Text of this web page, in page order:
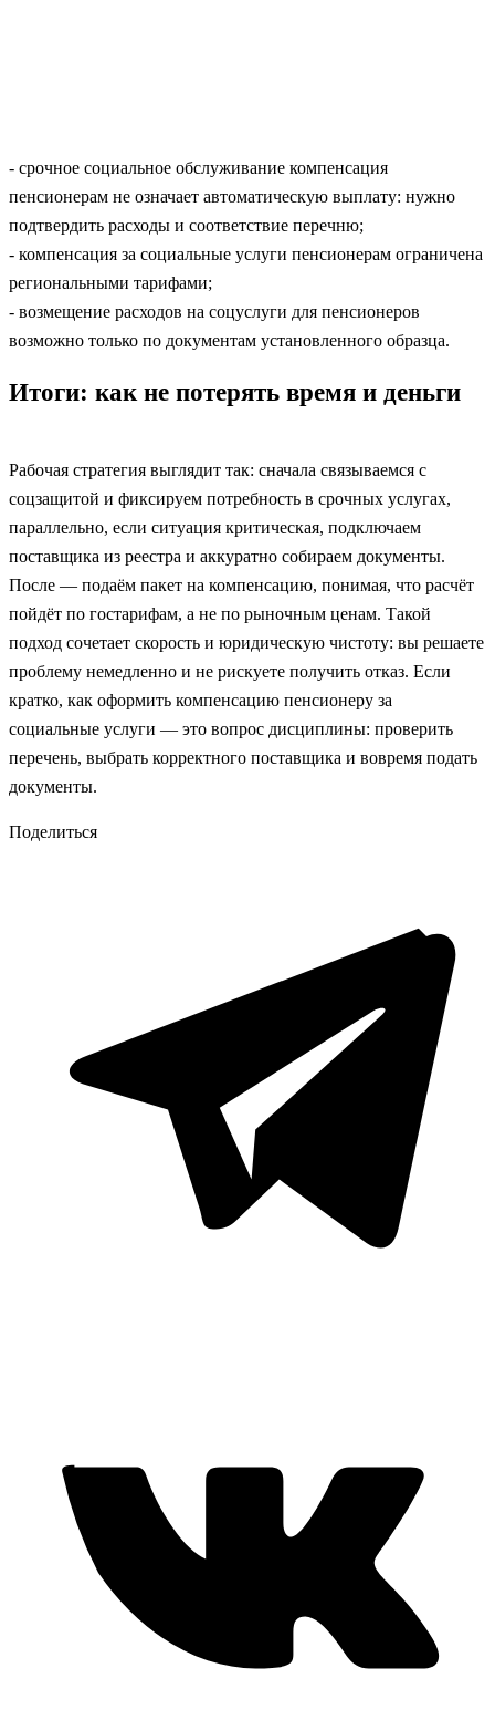
- срочное социальное обслуживание компенсация
пенсионерам не означает автоматическую выплату: нужно
подтвердить расходы и соответствие перечню;
- компенсация за социальные услуги пенсионерам ограничена
региональными тарифами;
- возмещение расходов на соцуслуги для пенсионеров
возможно только по документам установленного образца.
Итоги: как не потерять время и деньги
Рабочая стратегия выглядит так: сначала связываемся с
соцзащитой и фиксируем потребность в срочных услугах,
параллельно, если ситуация критическая, подключаем
поставщика из реестра и аккуратно собираем документы.
После — подаём пакет на компенсацию, понимая, что расчёт
пойдёт по гостарифам, а не по рыночным ценам. Такой
подход сочетает скорость и юридическую чистоту: вы решаете
проблему немедленно и не рискуете получить отказ. Если
кратко, как оформить компенсацию пенсионеру за
социальные услуги — это вопрос дисциплины: проверить
перечень, выбрать корректного поставщика и вовремя подать
документы.
Поделиться